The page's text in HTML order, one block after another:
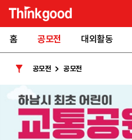
홈 공모전 대외활동
공모전 공모전